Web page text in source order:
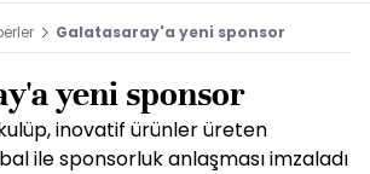
Galatasaray'a yeni sponsor
yeni sponsor
kulüp, inovatif ürünler üreten
ile sponsorluk anlaşması imzaladı